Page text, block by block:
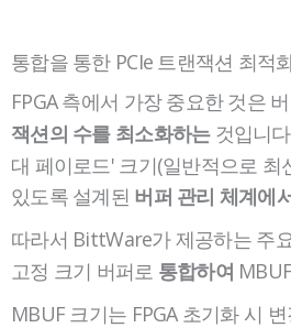
통합을 통한 PCIe 트랜잭션 최적
FPGA 측에서 가장 중요한 것은
잭션의 수를 최소화하는것입니다
대 페이로드' 크기(일반적으로
있도록 설계된 버퍼 관리 체계에서
따라서 BittWare가 제공하는 주
고정 크기 버퍼로 통합하여
MBUF 크기는 FPGA 초기화 시